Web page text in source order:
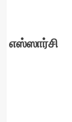
எஸ்ஸார்சி